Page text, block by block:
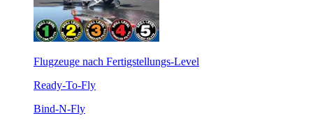
Flugzeuge nach Fertigstellungs-Level
Ready-To-Fly
Bind-N-Fly